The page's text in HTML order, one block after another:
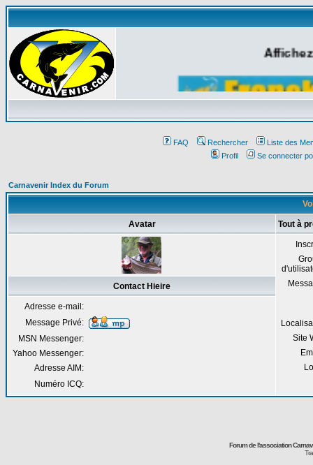
FAQ Rechercher
Liste des
Profil
Se connecter
Carnavenir Index du Forum
Avatar Tout à
Site
Contact Hieire
Adresse e-mail:
Message Privé:
MSN Messenger:
Yahoo Messenger:
Adresse AIM:
Numéro ICQ:
Forum de l'association